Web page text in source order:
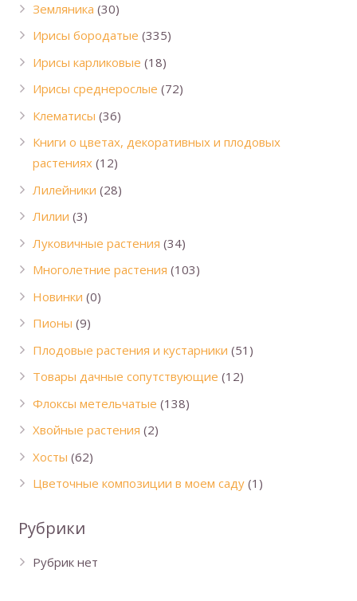
Земляника (30)
Ирисы бородатые (335)
Ирисы карликовые (18)
Ирисы среднерослые (72)
Клематисы (36)
Книги о цветах, декоративных и плодовых
растениях (12)
Лилейники (28)
Лилии (3)
Луковичные растения (34)
Многолетние растения (103)
Новинки (0)
Пионы (9)
Плодовые растения и кустарники (51)
Товары дачные сопутствующие (12)
Флоксы метельчатые (138)
Хвойные растения (2)
Хосты (62)
Цветочные композиции в моем саду (1)
Рубрики
Рубрик нет